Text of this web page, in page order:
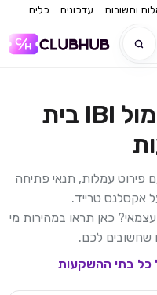
ותשובות עדכונים כלים
מול
IBI בית
פירוט עמלות, תנאי פתיחה
אקסלנס טרייד.
כאן תראו במהירות מי
שחשובים לכם.
כל בתי ההשקעות